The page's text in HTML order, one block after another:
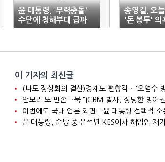
윤 대통령, '무력충돌'
수단에 청해부대 급파
송영길, 오
'돈 봉투' 의
힌다
이 기자의 최신글
(나토 정상회의 결산)경제도 편향적…'오염수
안보리 또 빈손…북 "ICBM 발사, 정당한 방어
이번에도 국내 언론 외면…윤 대통령 선택적 소
윤 대통령, 순방 중 윤석년 KBS이사 해임안 재